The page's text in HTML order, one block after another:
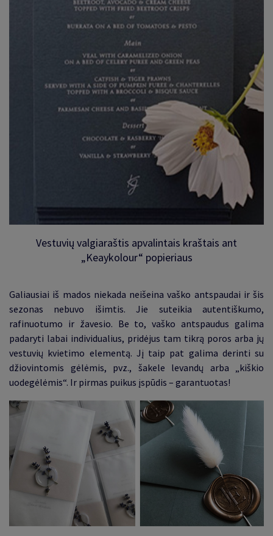
Vestuvių valgiaraštis apvalintais kraštais ant
„Keaykolour“ popieriaus
Galiausiai iš mados niekada neišeina vaško antspaudai ir šis
sezonas nebuvo išimtis. Jie suteikia autentiškumo,
rafinuotumo ir žavesio. Be to, vaško antspaudus galima
padaryti labai individualius, pridėjus tam tikrą poros arba jų
vestuvių kvietimo elementą. Jį taip pat galima derinti su
džiovintomis gėlėmis, pvz., šakele levandų arba „kiškio
uodegėlėmis“. Ir pirmas puikus įspūdis – garantuotas!